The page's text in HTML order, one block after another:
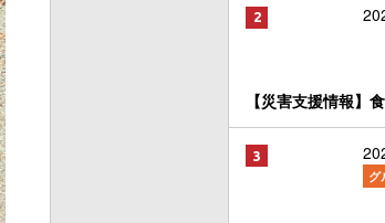
【災害支援情報】
グ